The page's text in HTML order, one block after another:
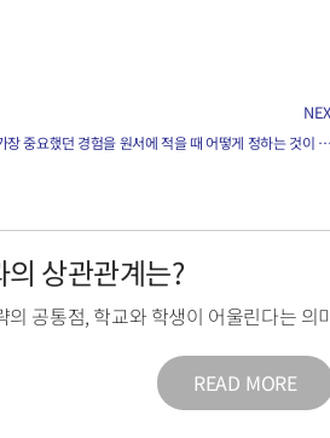
3가지의 가장 중요했던 경험을 원서에 적을 때 어떻게 정하는 것이 좋은가요?
상관관계는?
의 공통점, 학교와 학생이 어울린다는 의
READ MORE